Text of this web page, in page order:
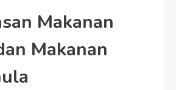
Makanan
Makanan